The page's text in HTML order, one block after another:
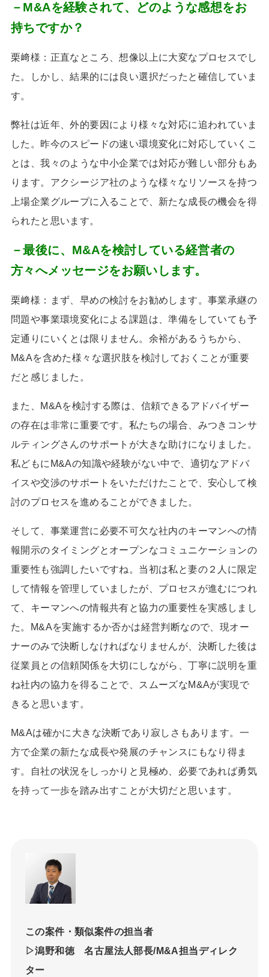
－M&Aを経験されて、どのような感想をお
持ちですか？
栗﨑様：正直なところ、想像以上に大変なプロセスでし
た。しかし、結果的には良い選択だったと確信していま
す。
弊社は近年、外的要因により様々な対応に追われていま
した。昨今のスピードの速い環境変化に対応していくこ
とは、我々のような中小企業では対応が難しい部分もあ
ります。アクシージア社のような様々なリソースを持つ
上場企業グループに入ることで、新たな成長の機会を得
られたと思います。
－最後に、M&Aを検討している経営者の
方々へメッセージをお願いします。
栗﨑様：まず、早めの検討をお勧めします。事業承継の
問題や事業環境変化による課題は、準備をしていても予
定通りにいくとは限りません。余裕があるうちから、
M&Aを含めた様々な選択肢を検討しておくことが重要
だと感じました。
また、 M&Aを検討する際は、信頼できるアドバイザー
の存在は非常に重要です。私たちの場合、みつきコンサ
ルティングさんのサポートが大きな助けになりました。
私どもに M&Aの知識や経験がない中で、適切なアドバ
イスや交渉のサポートをいただけたことで、安心して検
討のプロセスを進めることができました。
そして、事業運営に必要不可欠な社内のキーマンへの情
報開示のタイミングとオープンなコミュニケーションの
重要性も強調したいですね。当初は私と妻の２人に限定
して情報を管理していましたが、プロセスが進むにつれ
て、キーマンへの情報共有と協力の重要性を実感しまし
た。
M&Aを実施するか否かは経営判断なので、現オー
ナーのみで決断しなければなりませんが、決断した後は
従業員との信頼関係を大切にしながら、丁寧に説明を重
ね社内の協力を得ることで、スムーズなM&Aが実現で
きると思います。
M&Aは確かに大きな決断であり寂しさもあります。一
方で企業の新たな成長や発展のチャンスにもなり得ま
す。自社の状況をしっかりと見極め、必要であれば勇気
を持って一歩を踏み出すことが大切だと思います。
この案件・類似案件の担当者
▷潟野和徳 名古屋法人部長/M&A担当ディレク
ター